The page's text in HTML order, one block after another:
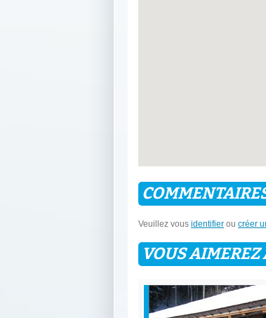
Veuillez vous identifier ou créer
VOUS AIMEREZ